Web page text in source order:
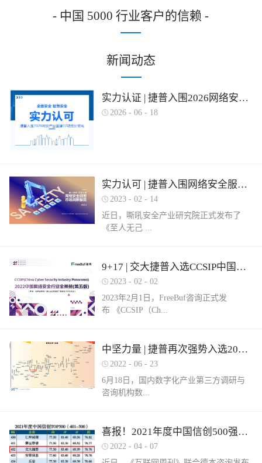
- 中国 5000 行业客户的信赖 -
新闻动态
实力认证 | 捷普入围2026网络安全产业图谱多项细分领域！
2026 - 06 - 18
实力认可 | 捷普入围网络安全服务产业需求行为全景图谱
2023 - 02 - 14
近日，嘶吼安全产业研究院正式发布了
《至人无己 ...
正复为奇：网络安全服务市场洞察报告》
（以下简称《报告》）。嘶吼安全产业研
六部分，即安全运营、安全集成、安全实
战、安全培训、安全咨询和安全保险。其
市场对捷普安全服务实力的高度认可。根
据嘶吼安全产业研究院自主调研的解决网
络安全集成需求数据显示：只有17%的参
与调研的企业可以提供此类需求的服务。
捷普安全集成服务不仅拥有多个省级信创
络安全需求。同时，捷普具备从业多年的
信息安全专业人才，具备专业的安全技术
服务团队，拥有CISSP、CCIE等资质，对
9+17 | 交大捷普入选CCSIP中国网络安全行业全景册（第五版）多项细分领域！
2023 - 02 - 02
2023年2月1日，FreeBuf咨询正式发
布 《CCSIP（Ch...
ina Cyber Security Panorama）2022 中国网
络安全行业全景册（第五版）》。捷普此
“主机防病毒”、“上网行为管理”、“抗
DDOS”、“SD-WAN”、“云WAF”、“网页防
全”、“NTA/NDR”、“SOC”、“SIEM”、“风
险及脆弱性管理”、“工业防火墙”和“工业
网络隔离系统/网闸”。捷普作为国内领先
中坚力量 | 捷普再次强势入选2022中国网络安全企业全国100强！
2022 - 06 - 23
6月18日，国内数字化产业第三方调研与
咨询机构数...
世咨询正式发布《2022年中国数字安全百
强报告》（以下简称百强报告）。百强报
喜报！2021年度中国信创500强榜单发布，捷普强势入围！
2022 - 04 - 07